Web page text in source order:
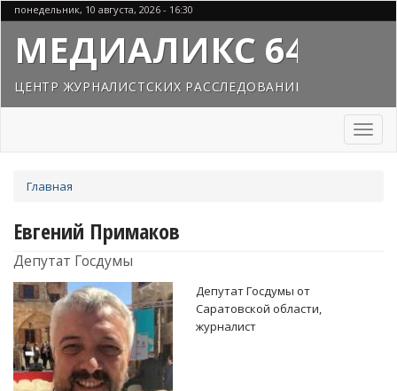
Перейти
к
основному
содержанию
понедельник, 10 августа, 2026 - 16:30
МЕДИАЛИКС 64
ЦЕНТР ЖУРНАЛИСТСКИХ РАССЛЕДОВАНИЙ
Toggle
здесь
Главная
Евгений Примаков
Депутат Госдумы
Депутат Госдумы от
Саратовской области,
журналист